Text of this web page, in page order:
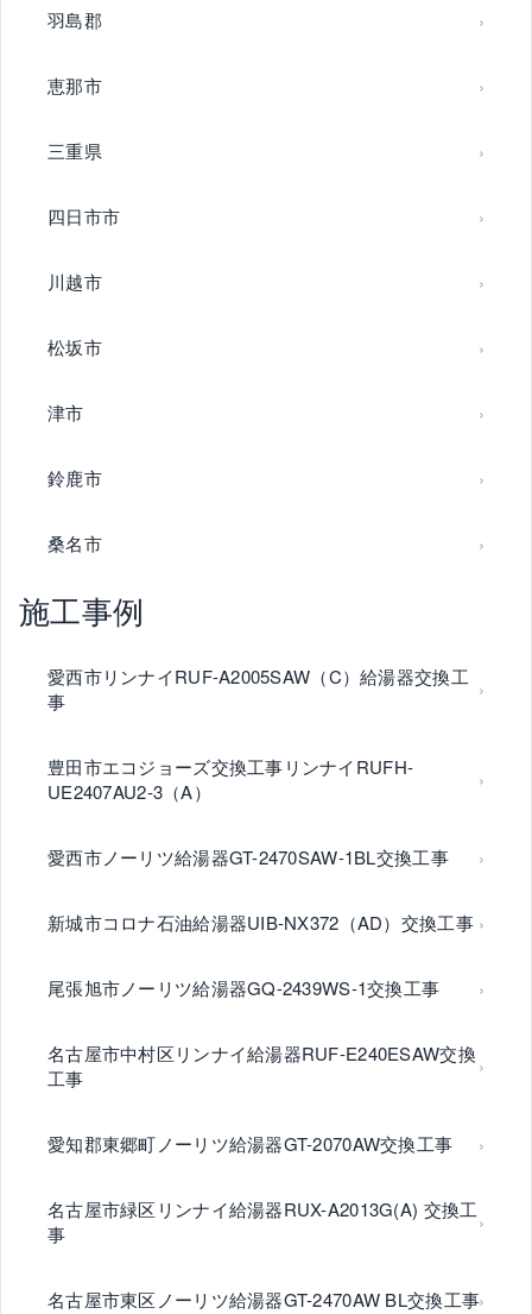
羽島郡
恵那市
三重県
四日市市
川越市
松坂市
津市
鈴鹿市
桑名市
施工事例
愛西市リンナイRUF-A2005SAW（C）給湯器交換工
事
豊田市エコジョーズ交換工事リンナイRUFH-
UE2407AU2-3（A）
愛西市ノーリツ給湯器GT-2470SAW-1BL交換工事
新城市コロナ石油給湯器UIB-NX372（AD）交換工事
尾張旭市ノーリツ給湯器GQ-2439WS-1交換工事
名古屋市中村区リンナイ給湯器RUF-E240ESAW交換
工事
愛知郡東郷町ノーリツ給湯器GT-2070AW交換工事
名古屋市緑区リンナイ給湯器RUX-A2013G(A) 交換工
事
名古屋市東区ノーリツ給湯器GT-2470AW BL交換工事